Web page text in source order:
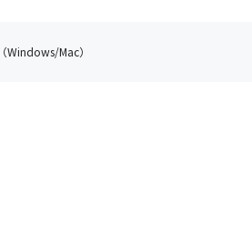
Windows/Mac）